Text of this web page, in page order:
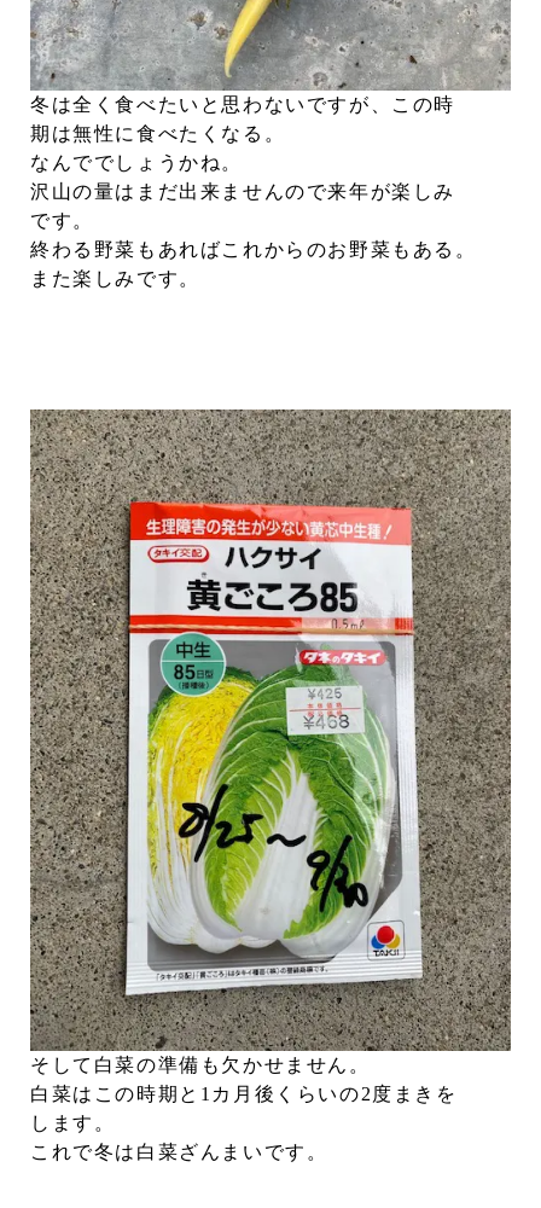
冬は全く食べたいと思わないですが、この時
期は無性に食べたくなる。
なんででしょうかね。
沢山の量はまだ出来ませんので来年が楽しみ
です。
終わる野菜もあればこれからのお野菜もある。
また楽しみです。
そして白菜の準備も欠かせません。
白菜はこの時期と1カ月後くらいの2度まきを
します。
これで冬は白菜ざんまいです。